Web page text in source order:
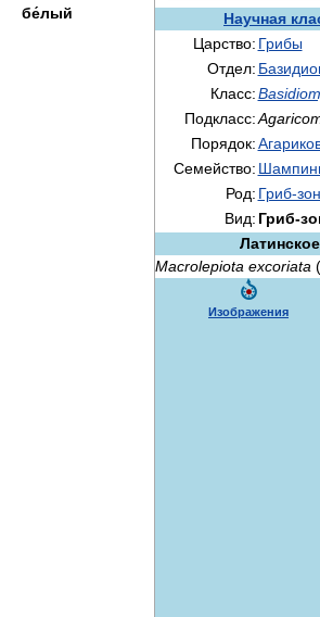
Научная
Царство: Грибы
Отдел:
Класс:
Подкласс:
Порядок:
Семейство:
Род: Гриб-
Вид: Гриб-
Macrolepiota excoriata
Изображения
бе́лый